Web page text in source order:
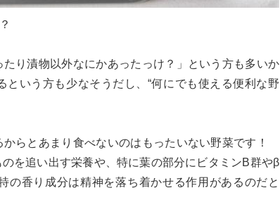
り漬物以外なにかあったっけ？」という方も多いか
いう方も少なそうだし、“何にでも使える便利な野
らとあまり食べないのはもったいない野菜です！
を追い出す栄養や、特に葉の部分にビタミンB群やβ
の香り成分は精神を落ち着かせる作用があるのだと